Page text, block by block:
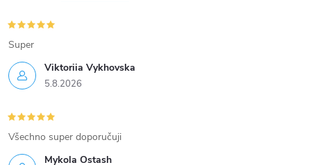
Viktoriia Vykhovska
5.8.2026
Super
Mykola Ostash
Všechno super doporučuji